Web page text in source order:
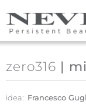
Skip to main
zero316 |
idea: Francesco